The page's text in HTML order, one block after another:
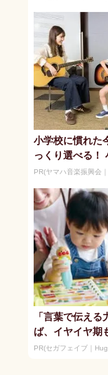
小学校に慣れた
っくり選べる！
生夏休みからの
PR(ヤマハ音楽振興会
「言葉で伝える
ば、イヤイヤ期
り！ 「アンパ
PR(セガフェイブ｜